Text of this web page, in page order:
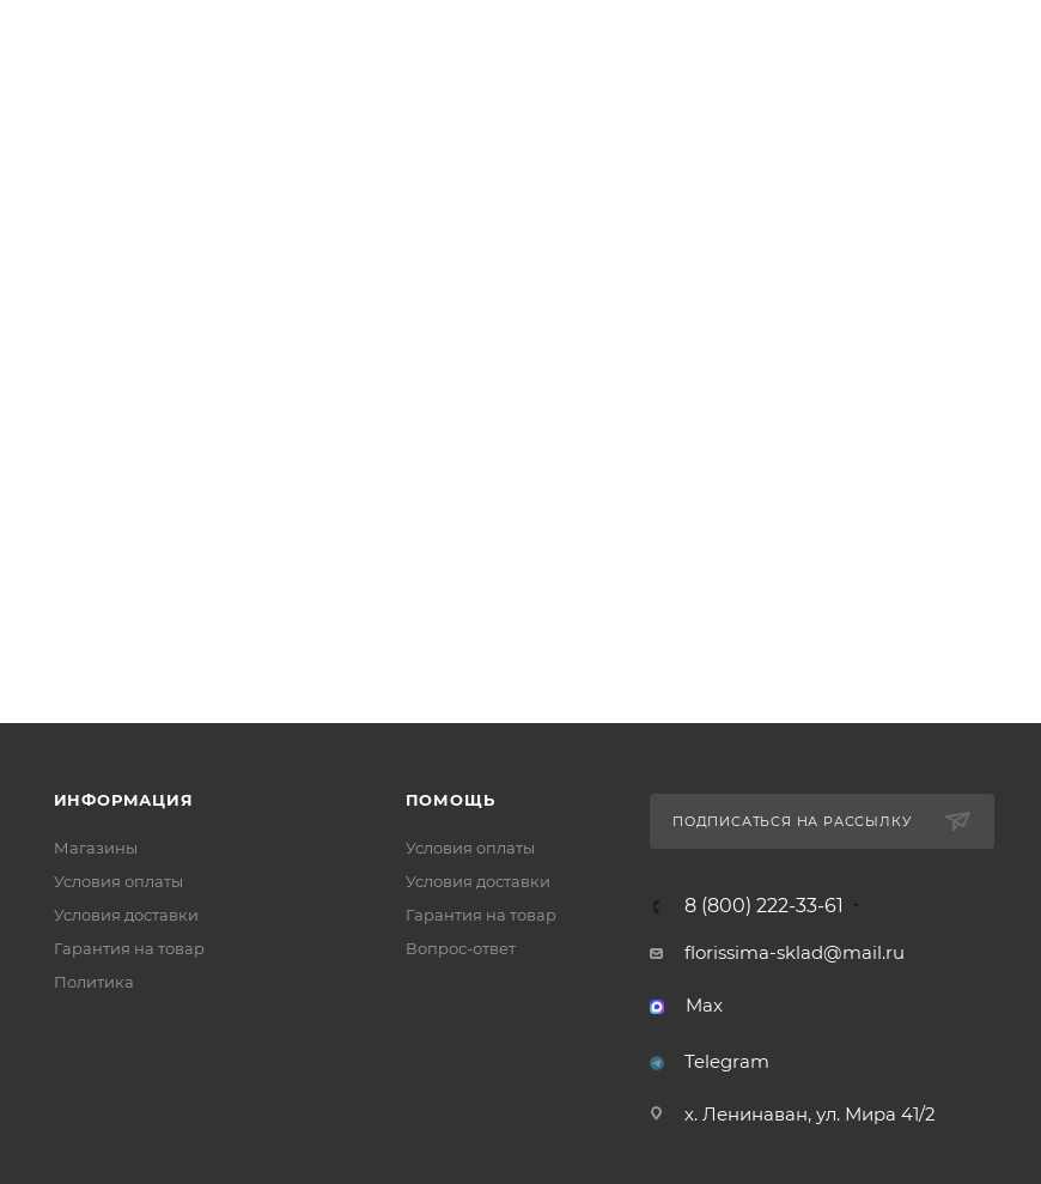
ИНФОРМАЦИЯ
Магазины
Условия оплаты
Условия доставки
Гарантия на товар
Политика
ПОМОЩЬ
Условия оплаты
Условия доставки
Гарантия на товар
Вопрос-ответ
ПОДПИСАТЬСЯ НА РАССЫЛКУ
8 (800) 222-33-61
florissima-sklad@mail.ru
Max
Telegram
х. Ленинаван, ул. Мира 41/2